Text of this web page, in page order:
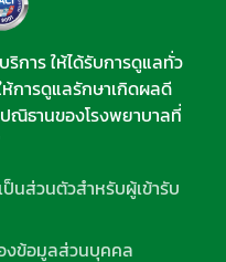
การ ให้ได้รับการดูแลทั่ว
ห้การดูแลรักษาเกิดผลดี
ณิธานของโรงพยาบาลที่
นส่วนตัวสำหรับผู้เข้ารับ
งข้อมูลส่วนบุคคล